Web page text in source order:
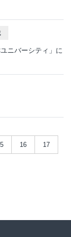
ニバーシティ」に
16 17